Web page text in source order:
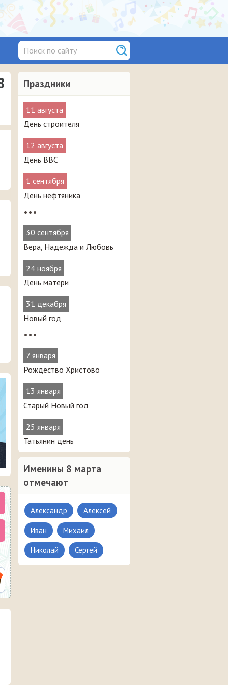
Праздники
11 августа
День строителя
12 августа
День ВВС
1 сентября
День нефтяника
•••
30 сентября
Вера, Надежда и Любовь
24 ноября
День матери
31 декабря
Новый год
•••
7 января
Рождество Христово
13 января
Старый Новый год
25 января
Татьянин день
Именины 8 марта
отмечают
Александр Алексей
Иван Михаил
Николай Сергей